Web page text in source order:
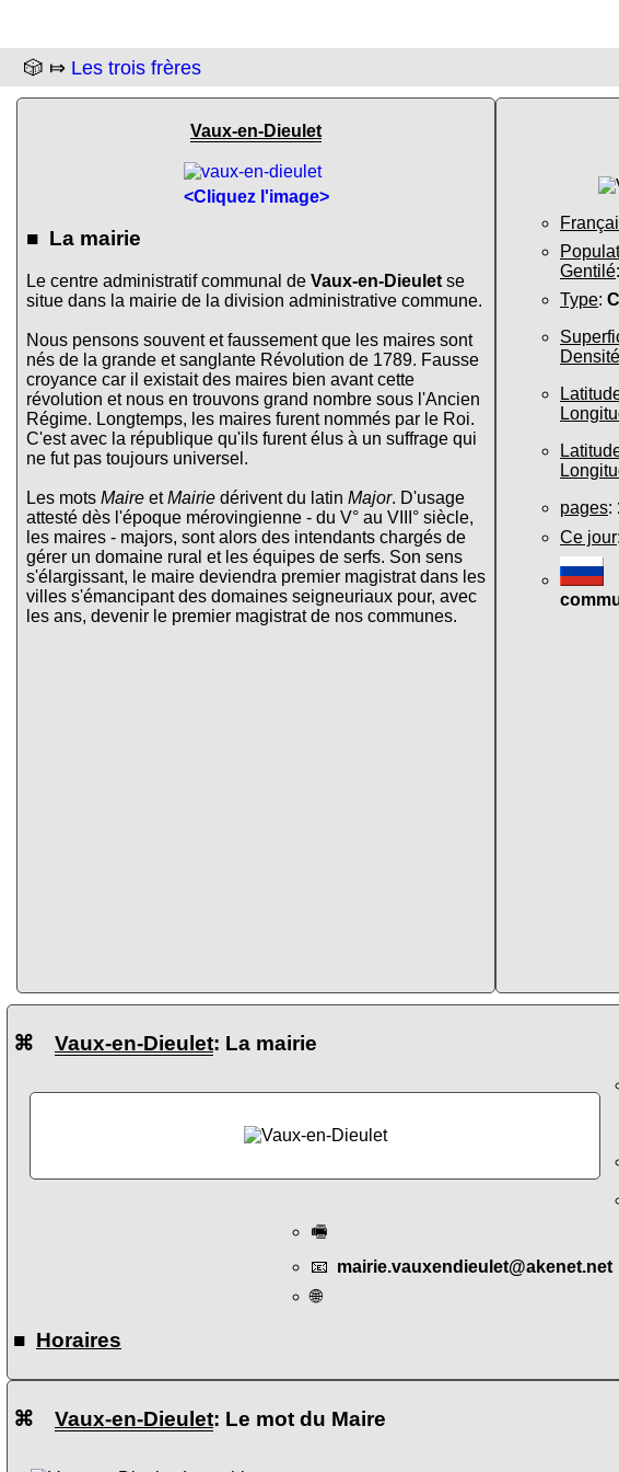
🎲 ⤇ Les trois frères
Vaux-en-Dieulet
<Cliquez l'image>
■ La mairie
Le centre administratif communal de Vaux-en-Dieulet se
situe dans la mairie de la division administrative commune.
Nous pensons souvent et faussement que les maires sont
nés de la grande et sanglante Révolution de 1789. Fausse
croyance car il existait des maires bien avant cette
révolution et nous en trouvons grand nombre sous l'Ancien
Régime. Longtemps, les maires furent nommés par le Roi.
C'est avec la république qu'ils furent élus à un suffrage qui
ne fut pas toujours universel.
Les mots Maire etMairie dérivent du latin Major. D'usage
attesté dès l'époque mérovingienne - du V° au VIII° siècle,
les maires - majors, sont alors des intendants chargés de
gérer un domaine rural et les équipes de serfs. Son sens
s'élargissant, le maire deviendra premier magistrat dans les
villes s'émancipant des domaines seigneuriaux pour, avec
les ans, devenir le premier magistrat de nos communes.
Gentilé:
Type:
Densité
pages:
Ce jour:
⌘ Vaux-en-Dieulet: La mairie
🖷
📧 mairie.vauxendieulet@akenet.net
🌐
■ Horaires
⌘ Vaux-en-Dieulet: Le mot du Maire